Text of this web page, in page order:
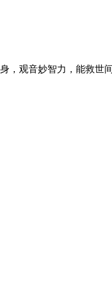
观音妙智力，能救世间